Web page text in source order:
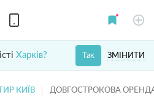
Харків? ЗМІНИТИ
Так
КИЇВ ДОВГОСТРОКОВА